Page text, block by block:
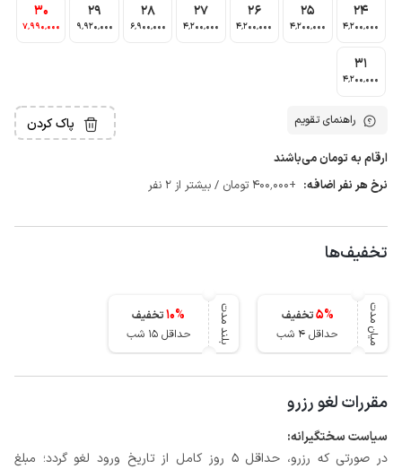
24
4٬200٬000
25
4٬200٬000
26
4٬200٬000
27
4٬200٬000
28
6٬900٬000
29
9٬920٬000
30
7٬990٬000
31
4٬200٬000
راهنمای تقویم پاک کردن
ارقام به تومان می‌باشند
نرخ هر نفر اضافه: +400٬000 تومان / بیشتر از 2 نفر
تخفیف‌ها
میان مدت 5%
تخفیف
حداقل 4 شب
بلند مدت 10%
تخفیف
حداقل 15 شب
مقررات لغو رزرو
سیاست سختگیرانه:
در صورتی که رزرو، حداقل 5 روز کامل از تاریخ ورود لغو گردد؛ مبلغ